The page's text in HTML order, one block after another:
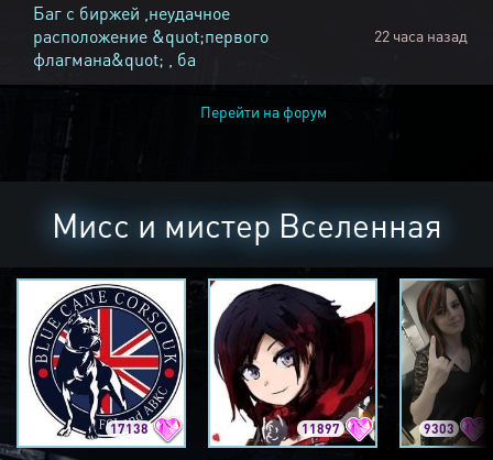
Баг с биржей ,неудачное
расположение &quot;первого
флагмана&quot; , ба
22 часа назад
Перейти на форум
Мисс и мистер Вселенная
17138 11897 9303